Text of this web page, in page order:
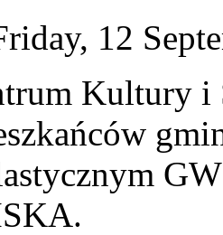
12
Kultury i